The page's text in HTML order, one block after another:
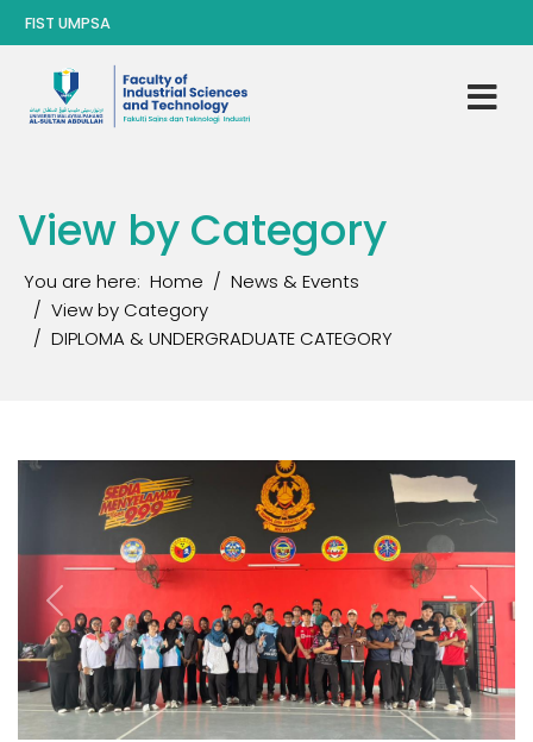
FIST UMPSA
View by Category
You are here: Home
News & Events
View by Category
DIPLOMA & UNDERGRADUATE CATEGORY
Previous Next